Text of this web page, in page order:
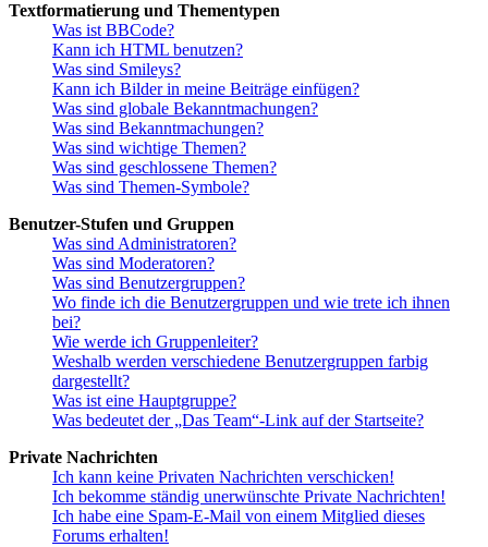
Textformatierung und Thementypen
Was ist BBCode?
Kann ich HTML benutzen?
Was sind Smileys?
Kann ich Bilder in meine Beiträge einfügen?
Was sind globale Bekanntmachungen?
Was sind Bekanntmachungen?
Was sind wichtige Themen?
Was sind geschlossene Themen?
Was sind Themen-Symbole?
Benutzer-Stufen und Gruppen
Was sind Administratoren?
Was sind Moderatoren?
Was sind Benutzergruppen?
Wo finde ich die Benutzergruppen und wie trete ich ihnen
bei?
Wie werde ich Gruppenleiter?
Weshalb werden verschiedene Benutzergruppen farbig
dargestellt?
Was ist eine Hauptgruppe?
Was bedeutet der „Das Team“-Link auf der Startseite?
Private Nachrichten
Ich kann keine Privaten Nachrichten verschicken!
Ich bekomme ständig unerwünschte Private Nachrichten!
Ich habe eine Spam-E-Mail von einem Mitglied dieses
Forums erhalten!